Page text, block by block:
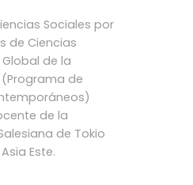
Sociales por
de Ciencias
de la
de
de la
de Tokio
Este.